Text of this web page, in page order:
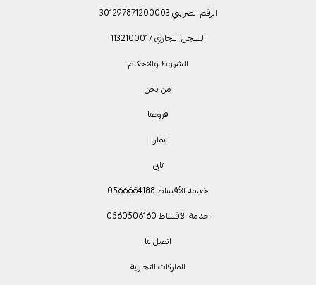
الرقم الضريبي 301297871200003
السجل التجاري 1132100017
الشروط والاحكام
من نحن
فروعنا
تمارا
تابي
خدمة الأقساط 0566664188
خدمة الأقساط 0560506160
اتصل بنا
الماركات التجارية